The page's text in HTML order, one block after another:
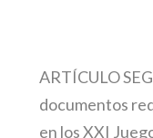
ARTÍCULO
documentos
en los XXI